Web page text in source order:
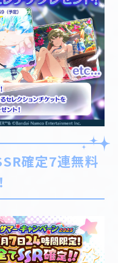
確定7連無料